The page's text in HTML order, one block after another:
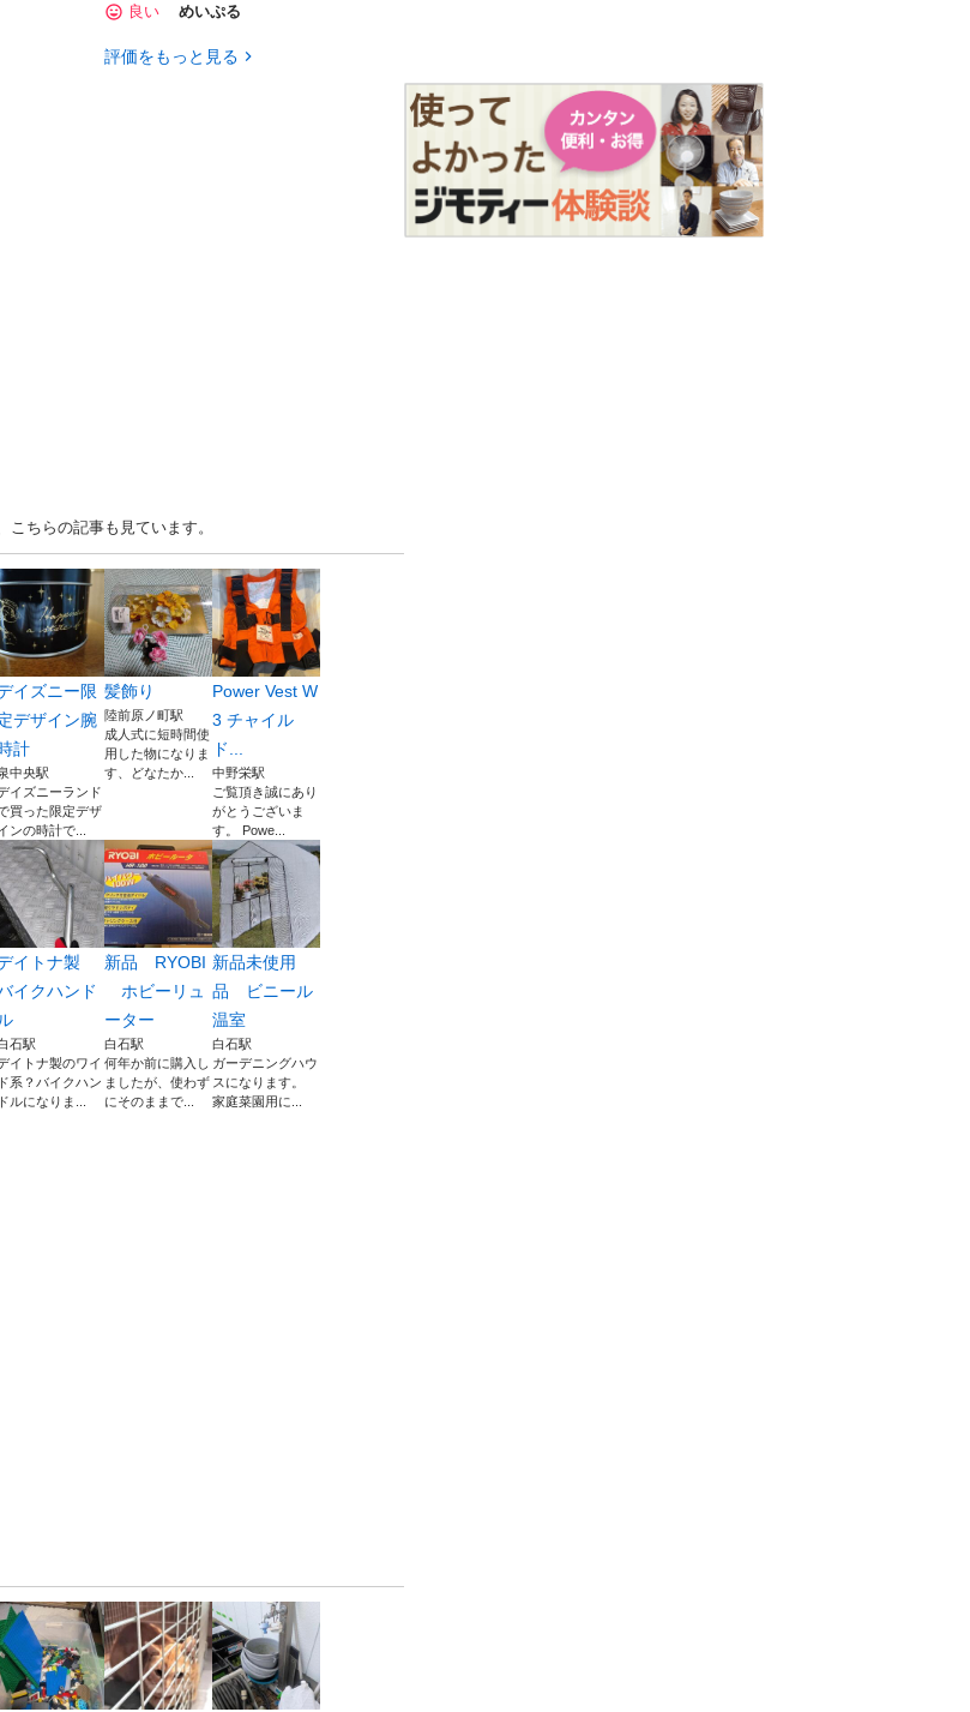
良い めいぷる
評価をもっと見る
ちらの記事も見ています。
イズニー限
デザイン腕
計
中央駅
イズニーランド
買った限定デザ
ンの時計で...
髪飾り
陸前原ノ町駅
成人式に短時間使
用した物になりま
す、どなたか...
Power Vest W
3 チャイル
ド...
中野栄駅
ご覧頂き誠にあり
がとうございま
す。 Powe...
イトナ製
イクハンド
ル
石駅
イトナ製のワイ
ド系？バイクハン
ドルになりま...
新品 RYOBI
ホビーリュ
ーター
白石駅
何年か前に購入し
ましたが、使わず
にそのままで...
新品未使用
品 ビニール
温室
白石駅
ガーデニングハウ
スになります。
家庭菜園用に...